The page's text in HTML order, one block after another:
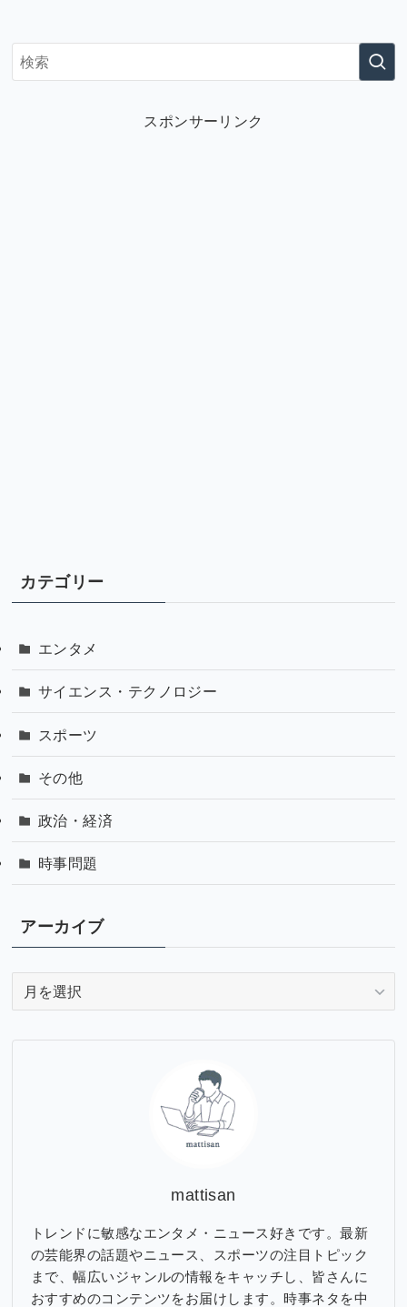
スポンサーリンク
カテゴリー
エンタメ
サイエンス・テクノロジー
スポーツ
その他
政治・経済
時事問題
アーカイブ
mattisan
トレンドに敏感なエンタメ・ニュース好きです。最新
の芸能界の話題やニュース、スポーツの注目トピック
まで、幅広いジャンルの情報をキャッチし、皆さんに
おすすめのコンテンツをお届けします。時事ネタを中